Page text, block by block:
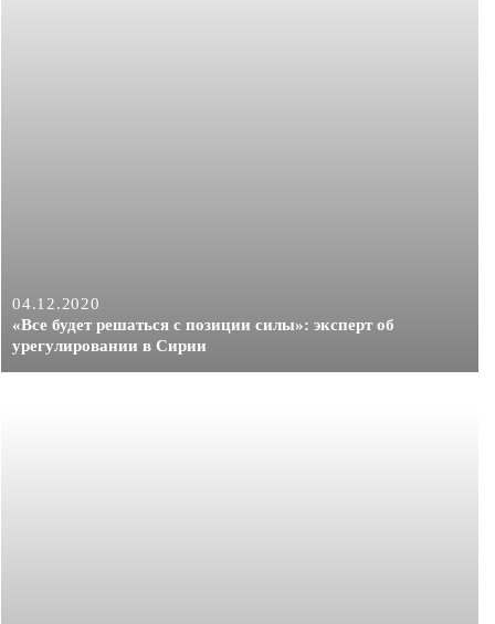
04.12.2020
«Все будет решаться с позиции силы»: эксперт об
урегулировании в Сирии